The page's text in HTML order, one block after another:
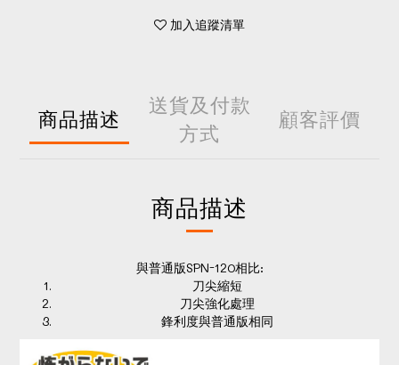
加入追蹤清單
商品描述
送貨及付款
方式
顧客評價
商品描述
與普通版SPN-120相比:
刀尖縮短
刀尖強化處理
鋒利度與普通版相同